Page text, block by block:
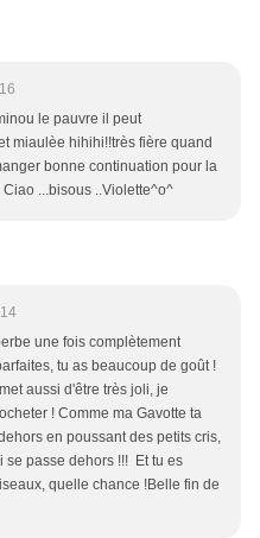
le pauvre il peut
miaulèe hihihi!!très fière quand
bonne continuation pour la
...bisous ..Violette^o^
une fois complètement
tu as beaucoup de goût !
aussi d'être très joli, je
! Comme ma Gavotte ta
en poussant des petits cris,
se passe dehors !!! Et tu es
quelle chance !Belle fin de